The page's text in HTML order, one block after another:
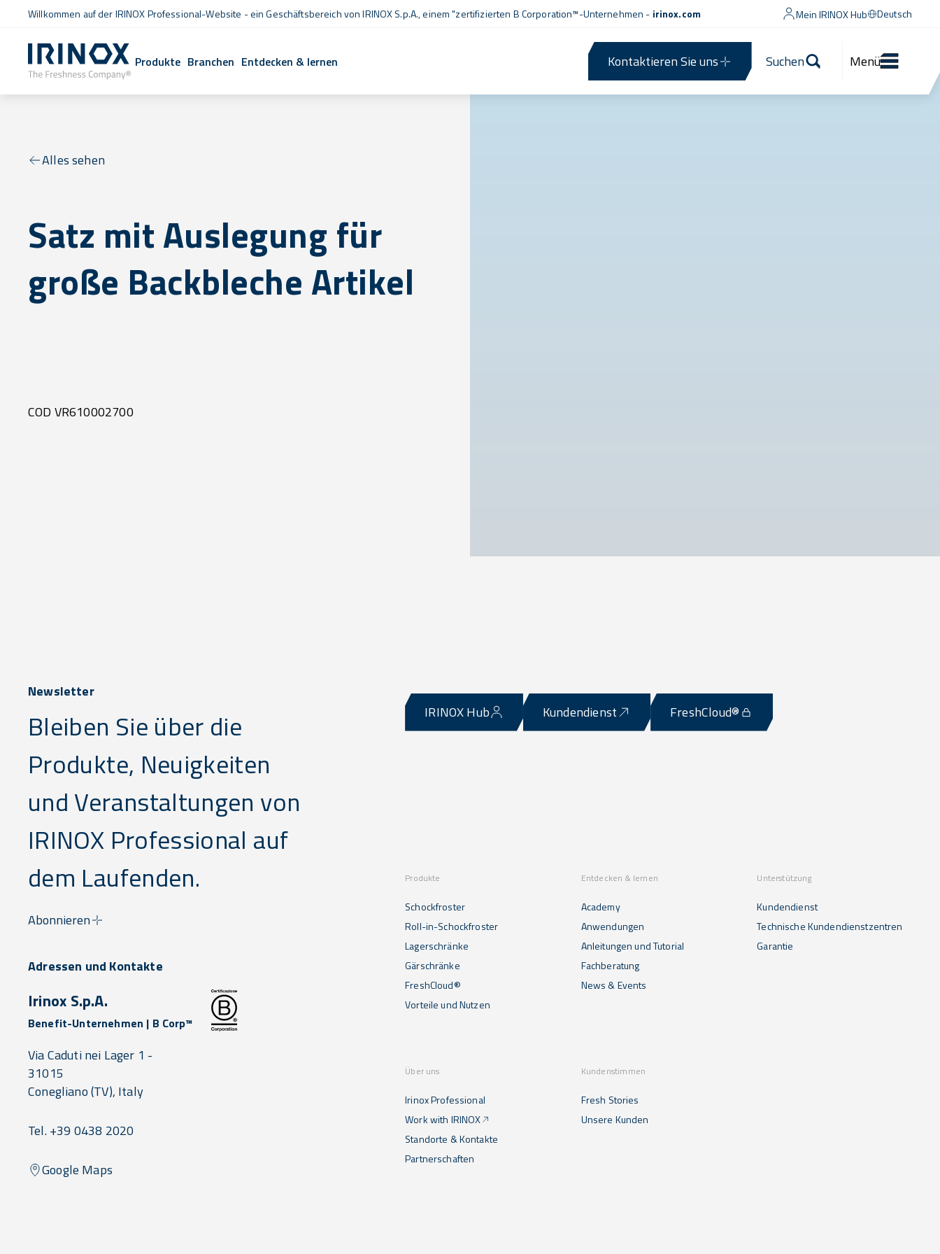
Willkommen auf der IRINOX Professional-Website - ein Geschäftsbereich von IRINOX S.p.A., einem"zertifizierten B Corporation™-Unternehmen - irinox.com Mein IRINOX Hub Deutsch
Produkte Branchen Entdecken & lernen Kontaktieren Sie uns Suchen Menü
Alles sehen
Satz mit Auslegung für
große Backbleche Artikel
COD VR610002700
Newsletter
Bleiben Sie über die
Produkte, Neuigkeiten
und Veranstaltungen von
IRINOX Professional auf
dem Laufenden.
Abonnieren
IRINOX Hub Kundendienst FreshCloud®
Produkte
Schockfroster
Roll-in-Schockfroster
Lagerschränke
Gärschränke
FreshCloud®
Vorteile und Nutzen
Entdecken & lernen
Academy
Anwendungen
Anleitungen und Tutorial
Fachberatung
News & Events
Unterstützung
Kundendienst
Technische Kundendienstzentren
Garantie
Über uns
Irinox Professional
Work with IRINOX
Standorte & Kontakte
Partnerschaften
Kundenstimmen
Fresh Stories
Unsere Kunden
Adressen und Kontakte
Irinox S.p.A.
Benefit-Unternehmen | B Corp™
Via Caduti nei Lager 1 -
31015
Conegliano(TV), Italy
Tel. +39 0438 2020
Google Maps